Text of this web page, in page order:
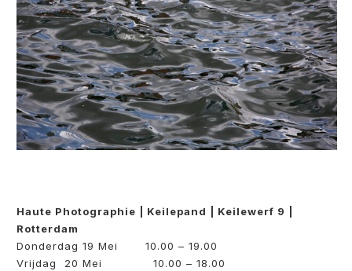
Haute Photographie | Keilepand | Keilewerf 9 |
Rotterdam
Donderdag 19 Mei 10.00 – 19.00
Vrijdag 20 Mei 10.00 – 18.00